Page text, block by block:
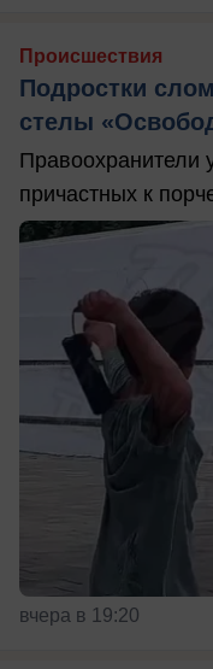
Происшествия
Подростки
стелы
Правоохранители
причастных к
вчера в 19:20